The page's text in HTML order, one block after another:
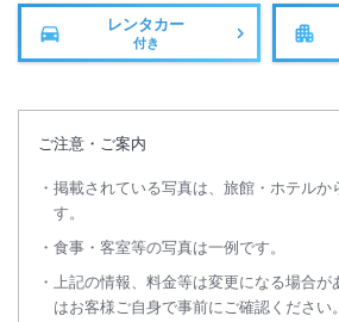
レンタカー
付き
ご注意・ご案内
掲載されている写真は、旅館・ホテルか
す。
食事・客室等の写真は一例です。
上記の情報、料金等は変更になる場合が
はお客様ご自身で事前にご確認ください。